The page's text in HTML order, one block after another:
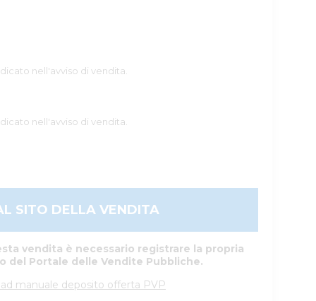
nell'avviso di vendita.
nell'avviso di vendita.
SITO DELLA VENDITA
vendita è necessario registrare la propria
del Portale delle Vendite Pubbliche.
manuale deposito offerta PVP